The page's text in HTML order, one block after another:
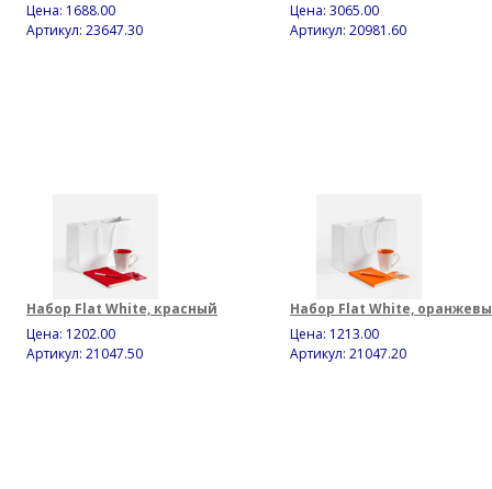
Цена: 1688.00
Артикул: 23647.30
Цена: 3065.00
Артикул: 20981.60
Набор Flat White, красный
Цена: 1202.00
Артикул: 21047.50
Набор Flat White,
Цена: 1213.00
Артикул: 21047.20